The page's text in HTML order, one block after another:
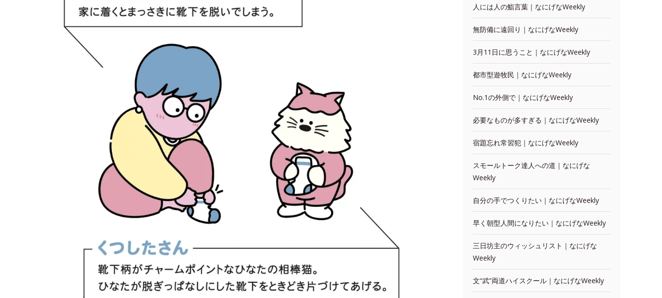
人には人の鮨言葉｜なにげなWeekly
無防備に遠回り｜なにげなWeekly
3月11日に思うこと｜なにげなWeekly
都市型遊牧民｜なにげなWeekly
No.1の外側で｜なにげなWeekly
必要なものが多すぎる｜なにげなWeekly
宿題忘れ常習犯｜なにげなWeekly
スモールトーク達人への道｜なにげな
Weekly
自分の手でつくりたい｜なにげなWeekly
早く朝型人間になりたい｜なにげなWeekly
三日坊主のウィッシュリスト｜なにげな
Weekly
文“武”両道ハイスクール｜なにげなWeekly